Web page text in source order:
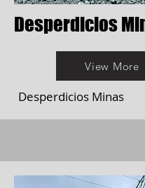
Desperdicios
View More
Desperdicios Minas